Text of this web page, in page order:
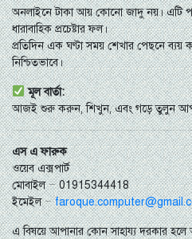
অনলাইনে টাকা আয় কোনো জাদু নয়। এটি
ধারাবাহিক প্রচেষ্টার ফল।
প্রতিদিন এক ঘণ্টা সময় শেখার পেছনে
নিশ্চিতভাবে।
মূল বার্তা:
আজই শুরু করুন, শিখুন, এবং গড়ে তুলুন
এস এ ফারুক
ওয়েব এক্সপার্ট
মোবাইল – 01915344418
ইমেইল –
এ বিষয়ে আপানার কোন সাহায্য দরকার